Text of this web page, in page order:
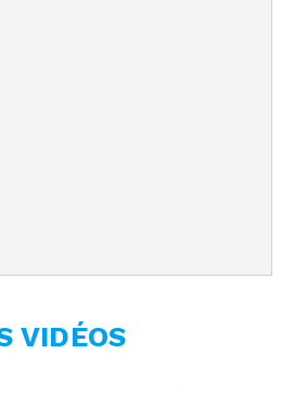
VIDÉOS